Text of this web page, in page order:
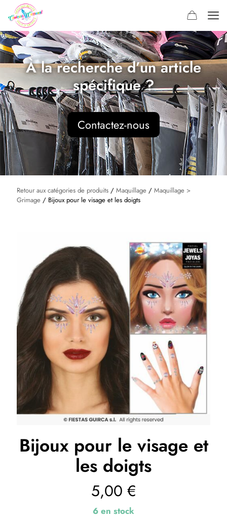
À la recherche d’un article
spécifique ?
Contactez-nous
Retour aux catégories de produits / Maquillage / Maquillage >
Grimage / Bijoux pour le visage et les doigts
Bijoux pour le visage et
les doigts
5,00 €
6 en stock